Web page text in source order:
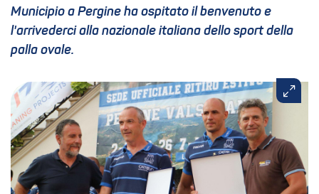
Municipio a Pergine ha ospitato il benvenuto e
l'arrivederci alla nazionale italiana dello sport della
palla ovale.